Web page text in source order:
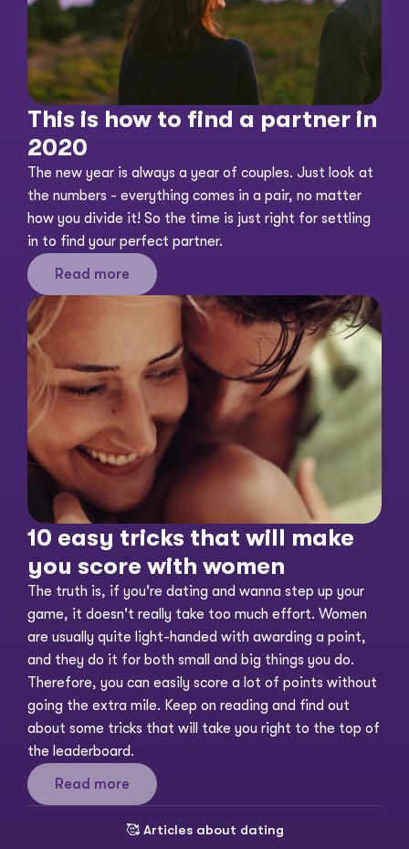
This is how to find a partner in
2020
The new year is always a year of couples. Just look at
the numbers - everything comes in a pair, no matter
how you divide it! So the time is just right for settling
in to find your perfect partner.
Read more
10 easy tricks that will make
you score with women
The truth is, if you're dating and wanna step up your
game, it doesn't really take too much effort. Women
are usually quite light-handed with awarding a point,
and they do it for both small and big things you do.
Therefore, you can easily score a lot of points without
going the extra mile. Keep on reading and find out
about some tricks that will take you right to the top of
the leaderboard.
Read more
🥰 Articles about dating